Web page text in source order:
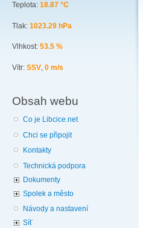
Teplota: 18.87 °C
Tlak: 1023.29 hPa
Vlhkost: 53.5 %
Vítr: SSV, 0 m/s
Obsah webu
Co je Libcice.net
Chci se připojit
Kontakty
Technická podpora
Dokumenty
Spolek a město
Návody a nastavení
Síť